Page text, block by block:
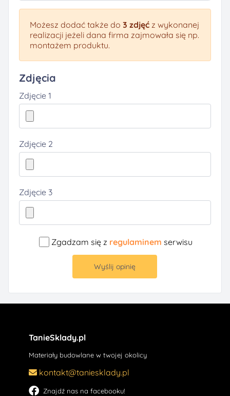
Możesz dodać także do 3 zdjęć z wykonanej
realizacji jeżeli dana firma zajmowała się np.
montażem produktu.
Zdjęcia
Zdjęcie 1
Zdjęcie 2
Zdjęcie 3
Zgadzam się z regulaminem serwisu
Wyślij opinię
TanieSklady.pl
Materiały budowlane w twojej okolicy
kontakt@taniesklady.pl
Znajdź nas na facebooku!